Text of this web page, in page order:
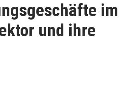
im
und ihre